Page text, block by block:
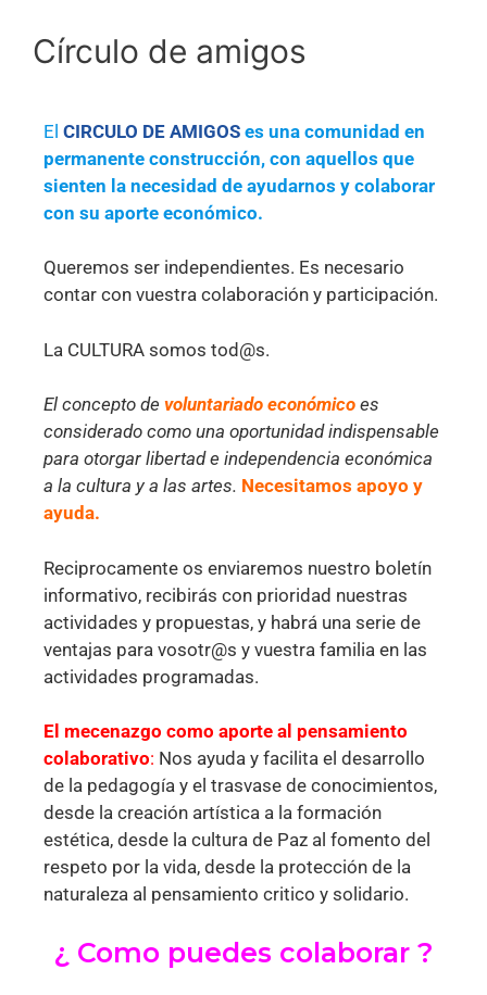
Círculo de amigos
El CIRCULO DE AMIGOS es una comunidad en
permanente construcción, con aquellos que
sienten la necesidad de ayudarnos y colaborar
con su aporte económico.
Queremos ser independientes. Es necesario
contar con vuestra colaboración y participación.
La CULTURA somos tod@s.
El concepto de voluntariado económico es
considerado como una oportunidad indispensable
para otorgar libertad e independencia económica
a la cultura y a las artes. Necesitamos apoyo y
ayuda.
Reciprocamente os enviaremos nuestro boletín
informativo, recibirás con prioridad nuestras
actividades y propuestas, y habrá una serie de
ventajas para vosotr@s y vuestra familia en las
actividades programadas.
El mecenazgo como aporte al pensamiento
colaborativo: Nos ayuda y facilita el desarrollo
de la pedagogía y el trasvase de conocimientos,
desde la creación artística a la formación
estética, desde la cultura de Paz al fomento del
respeto por la vida, desde la protección de la
naturaleza al pensamiento critico y solidario.
¿ Como puedes colaborar ?